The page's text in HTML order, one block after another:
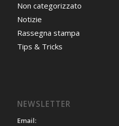
Non categorizzato
Notizie
Rassegna stampa
Tips & Tricks
NEWSLETTER
Email: